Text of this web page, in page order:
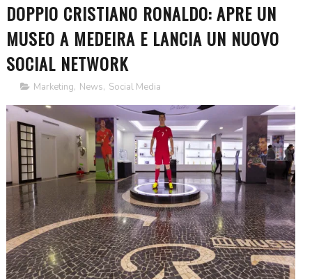
DOPPIO CRISTIANO RONALDO: APRE UN
MUSEO A MEDEIRA E LANCIA UN NUOVO
SOCIAL NETWORK
Marketing, News, Social Media